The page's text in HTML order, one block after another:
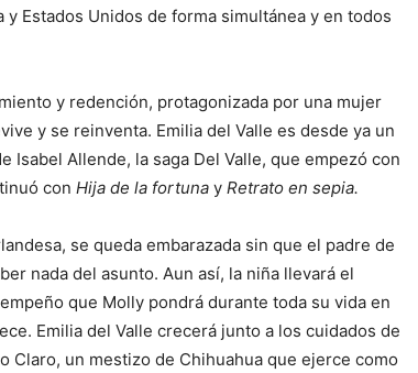
Estados Unidos de forma simultánea y en todos
y redención, protagonizada por una mujer
y se reinventa. Emilia del Valle es desde ya un
Allende, la saga Del Valle, que empezó con
con Hija de la fortuna y Retrato en sepia.
se queda embarazada sin que el padre de
nada del asunto. Aun así, la niña llevará el
que Molly pondrá durante toda su vida en
Emilia del Valle crecerá junto a los cuidados de
Claro, un mestizo de Chihuahua que ejerce como